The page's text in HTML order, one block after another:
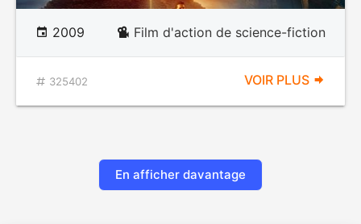
2009 Film d'action de science-fiction
325402 VOIR PLUS
En afficher davantage